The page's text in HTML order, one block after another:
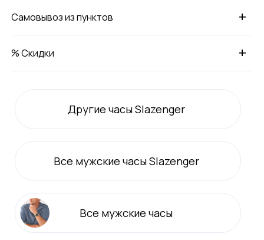
+
Самовывоз из пунктов
+
% Скидки
Другие часы Slazenger
Все мужские часы Slazenger
Все мужские часы